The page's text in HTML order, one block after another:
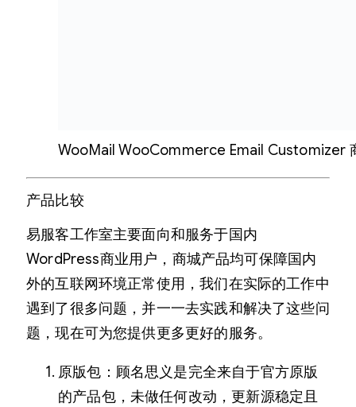
WooMail WooCommerce Email Customizer
产品比较
易服客工作室主要面向和服务于国内
WordPress商业用户，商城产品均可保障国内
外的互联网环境正常使用，我们在实际的工作中
遇到了很多问题，并一一去实践和解决了这些问
题，现在可为您提供更多更好的服务。
原版包：顾名思义是完全来自于官方原版
的产品包，未做任何改动，更新源稳定且